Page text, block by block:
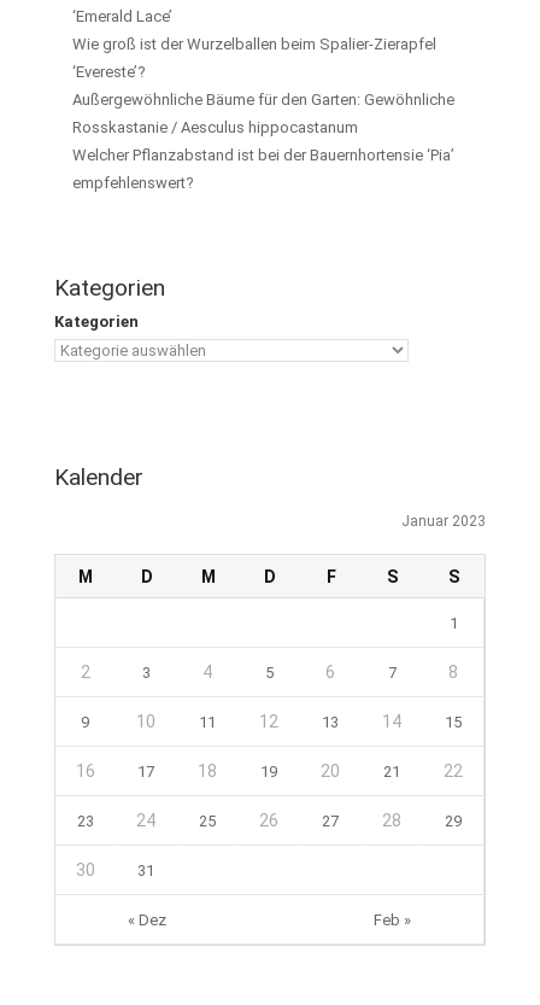
‘Emerald Lace’
Wie groß ist der Wurzelballen beim Spalier-Zierapfel
‘Evereste’?
Außergewöhnliche Bäume für den Garten: Gewöhnliche
Rosskastanie / Aesculus hippocastanum
Welcher Pflanzabstand ist bei der Bauernhortensie ‘Pia’
empfehlenswert?
Kategorien
Kategorien
Kalender
Januar 2023
M D M D F S S
« Dez Feb »
1
2 3 4 5 6 7 8
9 10 11 12 13 14 15
16 17 18 19 20 21 22
23 24 25 26 27 28 29
30 31